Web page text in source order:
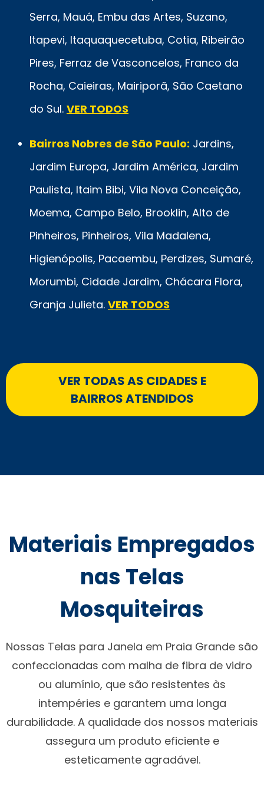
Serra, Mauá, Embu das Artes, Suzano,
Itapevi, Itaquaquecetuba, Cotia, Ribeirão
Pires, Ferraz de Vasconcelos, Franco da
Rocha, Caieiras, Mairiporã, São Caetano
do Sul. VER TODOS
Bairros Nobres de São Paulo: Jardins,
Jardim Europa, Jardim América, Jardim
Paulista, Itaim Bibi, Vila Nova Conceição,
Moema, Campo Belo, Brooklin, Alto de
Pinheiros, Pinheiros, Vila Madalena,
Higienópolis, Pacaembu, Perdizes, Sumaré,
Morumbi, Cidade Jardim, Chácara Flora,
Granja Julieta. VER TODOS
VER TODAS AS CIDADES E
BAIRROS ATENDIDOS
Materiais Empregados
nas Telas
Mosquiteiras
Nossas Telas para Janela em Praia Grande são
confeccionadas com malha de fibra de vidro
ou alumínio, que são resistentes às
intempéries e garantem uma longa
durabilidade. A qualidade dos nossos materiais
assegura um produto eficiente e
esteticamente agradável.